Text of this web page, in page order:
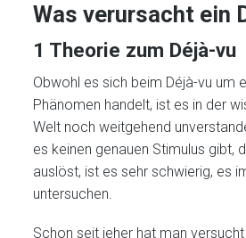
Was verursacht ein
1 Theorie zum Déjà-vu
Obwohl es sich beim Déjà-vu um
Phänomen handelt, ist es in der
Welt noch weitgehend
es keinen genauen Stimulus gibt,
auslöst, ist es sehr schwierig, es
untersuchen.
Schon seit jeher hat man